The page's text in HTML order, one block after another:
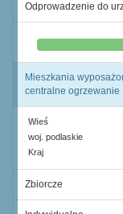
Odprowadzenie do
0,0%
Mieszkania
centralne ogrzewanie
Wieś
woj. podlaskie
Kraj
Zbiorcze